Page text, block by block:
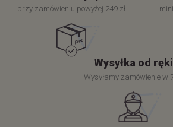
przy zamówieniu powyżej 249 zł
Wysyłka od ręki
Wysyłamy zamówienie w